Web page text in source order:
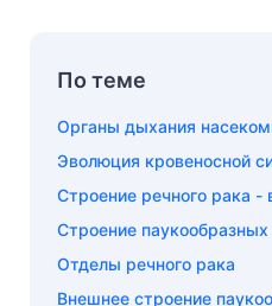
По теме
Органы дыхания
Эволюция кровеносной
Строение речного рака -
Строение паукообразных
Отделы речного рака
Внешнее строение